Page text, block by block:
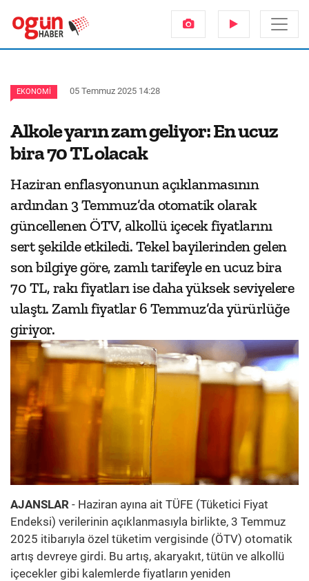
EKONOMI 05 Temmuz 2025 14:28
Alkole yarın zam geliyor: En ucuz
bira 70 TL olacak
Haziran enflasyonunun açıklanmasının
ardından 3 Temmuz’da otomatik olarak
güncellenen ÖTV, alkollü içecek fiyatlarını
sert şekilde etkiledi. Tekel bayilerinden gelen
son bilgiye göre, zamlı tarifeyle en ucuz bira
70 TL, rakı fiyatları ise daha yüksek seviyelere
ulaştı. Zamlı fiyatlar 6 Temmuz’da yürürlüğe
giriyor.
AJANSLAR - Haziran ayına ait TÜFE (Tüketici Fiyat
Endeksi) verilerinin açıklanmasıyla birlikte, 3 Temmuz
2025 itibarıyla özel tüketim vergisinde (ÖTV) otomatik
artış devreye girdi. Bu artış, akaryakıt, tütün ve alkollü
içecekler gibi kalemlerde fiyatların yeniden